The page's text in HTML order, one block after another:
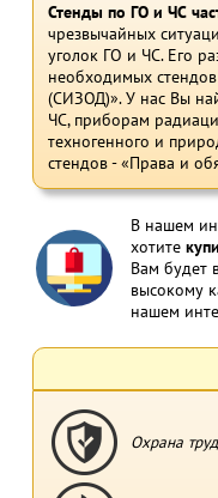
Стенды по ГО и ЧС
чрезвычайных
уголок ГО и ЧС. Его
необходимых
(СИЗОД)». У нас Вы
ЧС, приборам
техногенного и
стендов - «Права и
В нашем
хотите
Вам будет
высокому
нашем
Охрана